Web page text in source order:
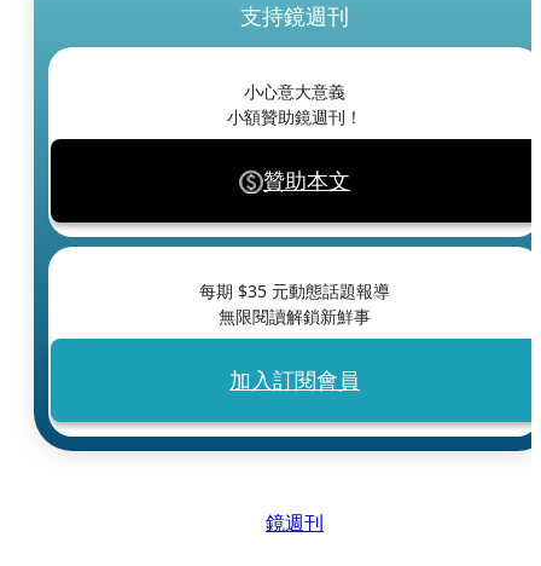
支持鏡週刊
小心意大意義
小額贊助鏡週刊！
贊助本文
每期 $35 元動態話題報導
無限閱讀解鎖新鮮事
加入訂閱會員
鏡週刊